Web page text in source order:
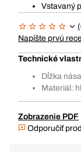
Vstavaný
Napíšte prvú
Technické
Dĺžka
Materiál:
Zobrazenie PDF
Odporučiť